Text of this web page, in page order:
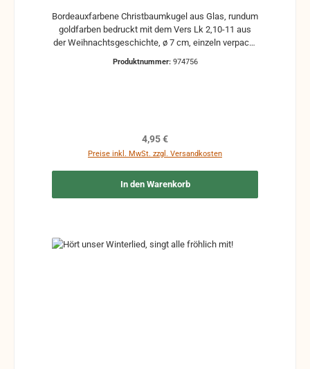
Bordeauxfarbene Christbaumkugel aus Glas, rundum
goldfarben bedruckt mit dem Vers Lk 2,10-11 aus
der Weihnachtsgeschichte, ø 7 cm, einzeln verpackt
Produktnummer: 974756
Regulärer Preis:
4,95 €
Preise inkl. MwSt. zzgl. Versandkosten
In den Warenkorb